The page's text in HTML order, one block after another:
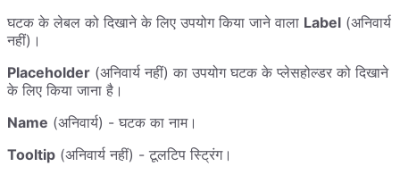
घटक के लेबल को दिखाने के लिए उपयोग किया जाने वाला Label (अनिवार्य
नहीं)।
Placeholder (अनिवार्य नहीं) का उपयोग घटक के प्लेसहोल्डर को दिखाने
के लिए किया जाना है।
Name (अनिवार्य) - घटक का नाम।
Tooltip (अनिवार्य नहीं) - टूलटिप स्ट्रिंग।